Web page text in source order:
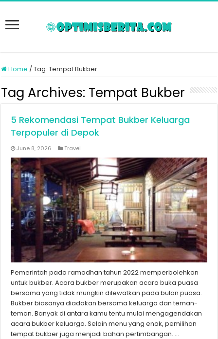
Home /Tag:Tempat Bukber
Tag Archives: Tempat Bukber
5 Rekomendasi Tempat Bukber Keluarga
Terpopuler di Depok
June 8, 2026 Travel
Pemerintah pada ramadhan tahun 2022 memperbolehkan
untuk bukber. Acara bukber merupakan acara buka puasa
bersama yang tidak mungkin dilewatkan pada bulan puasa.
Bukber biasanya diadakan bersama keluarga dan teman-
teman. Banyak di antara kamu tentu mulai mengagendakan
acara bukber keluarga. Selain menu yang enak, pemilihan
tempat bukber juga menjadi bahan pertimbangan. …